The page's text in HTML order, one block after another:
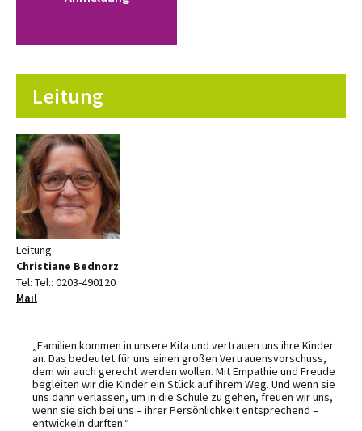
Leitung
Leitung
Christiane Bednorz
Tel: Tel.: 0203-490120
Mail
„Familien kommen in unsere Kita und vertrauen uns ihre Kinder
an. Das bedeutet für uns einen großen Vertrauensvorschuss,
dem wir auch gerecht werden wollen. Mit Empathie und Freude
begleiten wir die Kinder ein Stück auf ihrem Weg. Und wenn sie
uns dann verlassen, um in die Schule zu gehen, freuen wir uns,
wenn sie sich bei uns – ihrer Persönlichkeit entsprechend –
entwickeln durften.“